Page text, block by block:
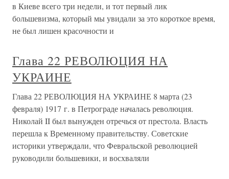
в Киеве всего три недели, и тот первый лик
большевизма, который мы увидали за это короткое время,
не был лишен красочности и
Глава 22 РЕВОЛЮЦИЯ НА
УКРАИНЕ
Глава 22 РЕВОЛЮЦИЯ НА УКРАИНЕ 8 марта (23
февраля) 1917 г. в Петрограде началась революция.
Николай II был вынужден отречься от престола. Власть
перешла к Временному правительству. Советские
историки утверждали, что Февральской революцией
руководили большевики, и восхваляли